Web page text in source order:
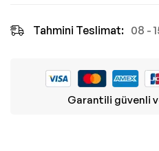
Tahmini Teslimat: 08 -
Garantili güvenli